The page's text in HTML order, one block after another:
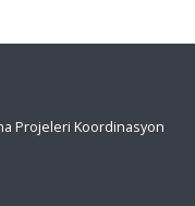
Projeleri Koordinasyon